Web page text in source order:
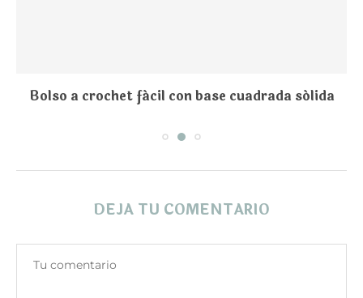
Bolso a crochet fácil con base cuadrada sólida
DEJA TU COMENTARIO